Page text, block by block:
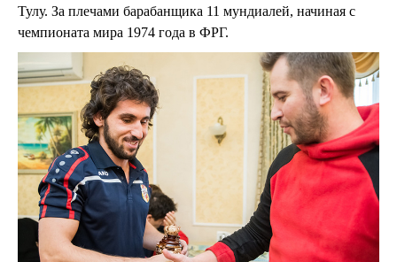
Тулу. За плечами барабанщика 11 мундиалей, начиная с
чемпионата мира 1974 года в ФРГ.